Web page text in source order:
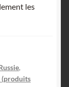
les
,
(produits